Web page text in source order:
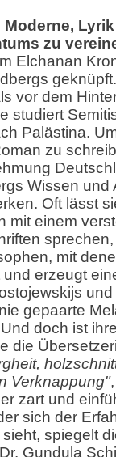
Moderne,
zu
Elchanan
vor dem
studiert
Palästina.
zu
Wissen und
Oft lässt
mit einem
mit
erzeugt
gepaarte
doch ist
die
Verknappung"
zart und
sich der
spiegelt
Gundula